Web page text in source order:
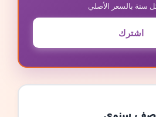
سنة بالسعر الأصلي
اشترك